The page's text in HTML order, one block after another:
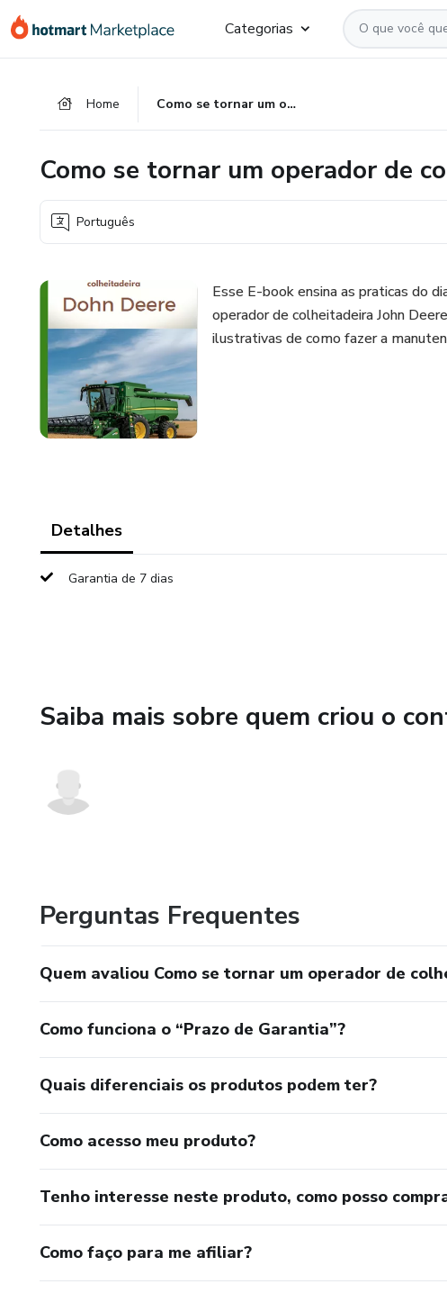
para
para
para
Categorias
Home Como se tornar um operador de colheitadeira DOHN DEERE
Como se tornar um operador de
Português
Esse E-book ensina as praticas do
operador de colheitadeira John
ilustrativas de como fazer a
Detalhes
Garantia de 7 dias
Saiba mais sobre quem criou o
Perguntas Frequentes
Quem avaliou Como se tornar um operador de
Como funciona o “Prazo de Garantia”?
Quais diferenciais os produtos podem ter?
Como acesso meu produto?
Tenho interesse neste produto, como posso
Como faço para me afiliar?